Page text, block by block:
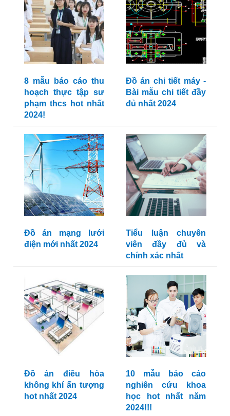
8 mẫu báo cáo thu
hoạch thực tập sư
phạm thcs hot nhất
2024!
Đồ án chi tiết máy -
Bài mẫu chi tiết đầy
đủ nhất 2024
Đồ án mạng lưới
điện mới nhất 2024
Tiểu luận chuyên
viên đầy đủ và
chính xác nhất
Đồ án điều hòa
không khí ấn tượng
hot nhất 2024
10 mẫu báo cáo
nghiên cứu khoa
học hot nhất năm
2024!!!